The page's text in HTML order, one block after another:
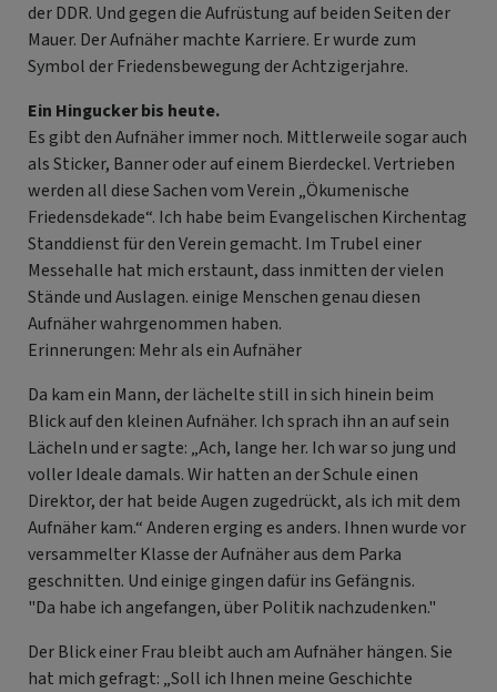
der DDR. Und gegen die Aufrüstung auf beiden Seiten der
Mauer. Der Aufnäher machte Karriere. Er wurde zum
Symbol der Friedensbewegung der Achtzigerjahre.
Ein Hingucker bis heute.
Es gibt den Aufnäher immer noch. Mittlerweile sogar auch
als Sticker, Banner oder auf einem Bierdeckel. Vertrieben
werden all diese Sachen vom Verein „Ökumenische
Friedensdekade“. Ich habe beim Evangelischen Kirchentag
Standdienst für den Verein gemacht. Im Trubel einer
Messehalle hat mich erstaunt, dass inmitten der vielen
Stände und Auslagen. einige Menschen genau diesen
Aufnäher wahrgenommen haben.
Erinnerungen: Mehr als ein Aufnäher
Da kam ein Mann, der lächelte still in sich hinein beim
Blick auf den kleinen Aufnäher. Ich sprach ihn an auf sein
Lächeln und er sagte: „Ach, lange her. Ich war so jung und
voller Ideale damals. Wir hatten an der Schule einen
Direktor, der hat beide Augen zugedrückt, als ich mit dem
Aufnäher kam.“ Anderen erging es anders. Ihnen wurde vor
versammelter Klasse der Aufnäher aus dem Parka
geschnitten. Und einige gingen dafür ins Gefängnis.
"Da habe ich angefangen, über Politik nachzudenken."
Der Blick einer Frau bleibt auch am Aufnäher hängen. Sie
hat mich gefragt: „Soll ich Ihnen meine Geschichte